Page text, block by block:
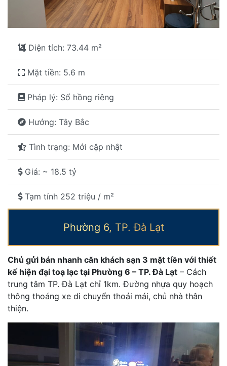
Diện tích: 73.44 m²
Mặt tiền: 5.6 m
Pháp lý: Sổ hồng riêng
Hướng: Tây Bắc
Tình trạng: Mới cập nhật
Giá: ~ 18.5 tỷ
Tạm tính 252 triệu / m²
Phường 6, TP. Đà Lạt
Chủ gửi bán nhanh căn khách sạn 3 mặt tiền với thiết
kế hiện đại toạ lạc tại Phường 6 – TP. Đà Lạt – Cách
trung tâm TP. Đà Lạt chỉ 1km. Đường nhựa quy hoạch
thông thoáng xe di chuyển thoải mái, chủ nhà thân
thiện.